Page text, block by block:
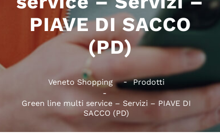
PIAVE DI SACCO
(PD)
Veneto Shopping Prodotti
Green line multi service – Servizi – PIAVE DI
SACCO (PD)